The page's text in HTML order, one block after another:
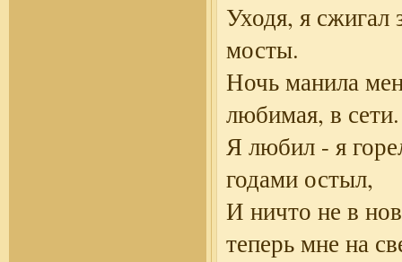
Уходя, я сжигал
мосты.
Ночь манила
любимая, в сети.
Я любил - я
годами остыл,
И ничто не в
теперь мне на